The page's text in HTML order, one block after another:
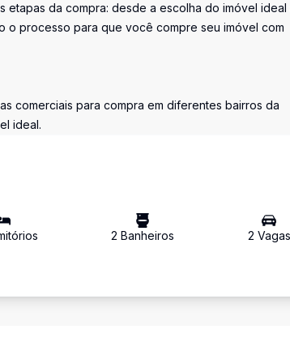
etapas da compra: desde a escolha do imóvel ideal
o processo para que você compre seu imóvel com
comerciais para compra em diferentes bairros da
ideal.
s 2 Banheiros 2 Vagas